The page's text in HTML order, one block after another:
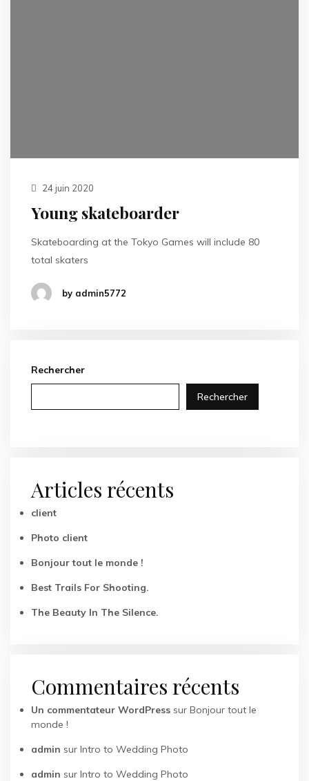
24 juin 2020
Young skateboarder
Skateboarding at the Tokyo Games will include 80
total skaters
by admin5772
Rechercher
Rechercher
Articles récents
client
Photo client
Bonjour tout le monde !
Best Trails For Shooting.
The Beauty In The Silence.
Commentaires récents
Un commentateur WordPress sur Bonjour tout le
monde !
admin sur Intro to Wedding Photo
admin sur Intro to Wedding Photo